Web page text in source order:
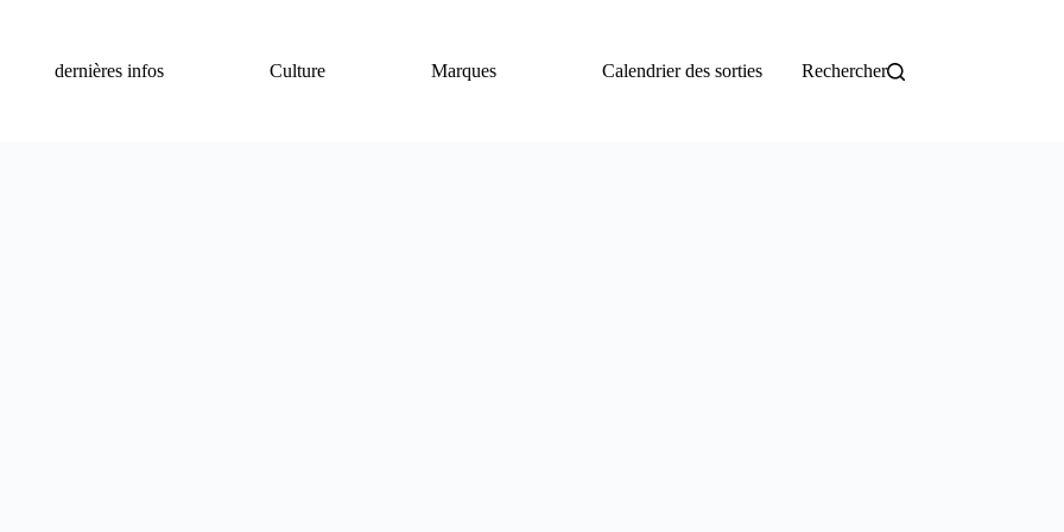
dernières infos
Culture Marques Calendrier des sorties Rechercher